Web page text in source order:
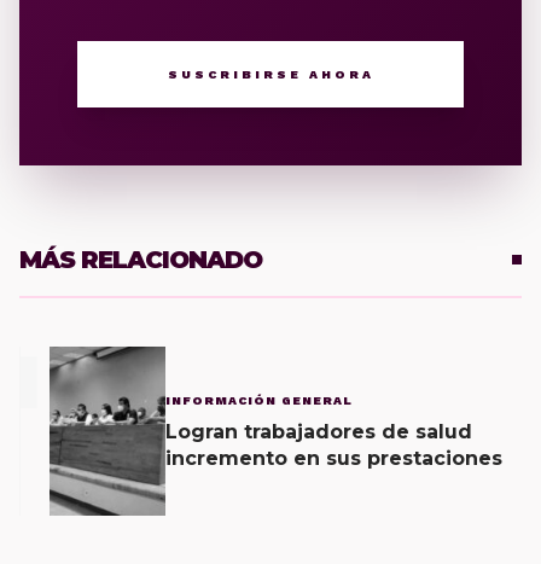
SUSCRIBIRSE AHORA
MÁS RELACIONADO
INFORMACIÓN GENERAL
Logran trabajadores de salud
incremento en sus prestaciones